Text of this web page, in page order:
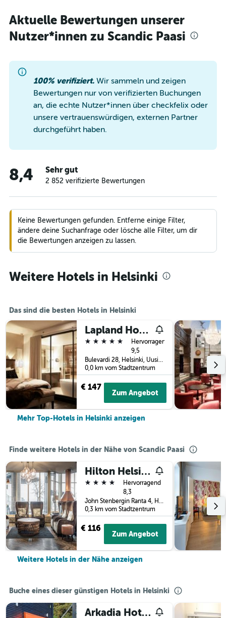
Aktuelle Bewertungen unserer
Nutzer*innen zu Scandic Paasi
100% verifiziert. Wir sammeln und zeigen
Bewertungen nur von verifizierten Buchungen
an, die echte Nutzer*innen über checkfelix oder
unsere vertrauenswürdigen, externen Partner
durchgeführt haben.
8,4 Sehr gut
2 852 verifizierte Bewertungen
Keine Bewertungen gefunden. Entferne einige Filter,
ändere deine Suchanfrage oder lösche alle Filter, um dir
die Bewertungen anzeigen zu lassen.
Weitere Hotels in Helsinki
Das sind die besten Hotels in Helsinki
Lapland Hotels Bulevardi
5 Sterne
Hervorragend
9,5
Bulevardi 28, Helsinki, Uusimaa, Finnland
0,0 km vom Stadtzentrum
€ 147
Zum Angebot
Mehr Top-Hotels in Helsinki anzeigen
Finde weitere Hotels in der Nähe von Scandic Paasi
Hilton Helsinki Strand
4 Sterne
Hervorragend
8,3
John Stenbergin Ranta 4, Helsinki, Uusimaa, Finnland
0,3 km vom Stadtzentrum
€ 116
Zum Angebot
Weitere Hotels in der Nähe anzeigen
Buche eines dieser günstigen Hotels in Helsinki
Arkadia Hotel & Hostel